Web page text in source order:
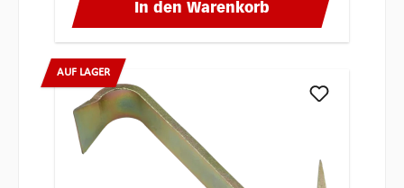
In den Warenkorb
AUF LAGER